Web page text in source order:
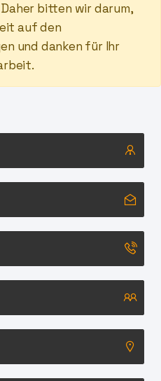
bitten wir darum,
auf den
und danken für Ihr